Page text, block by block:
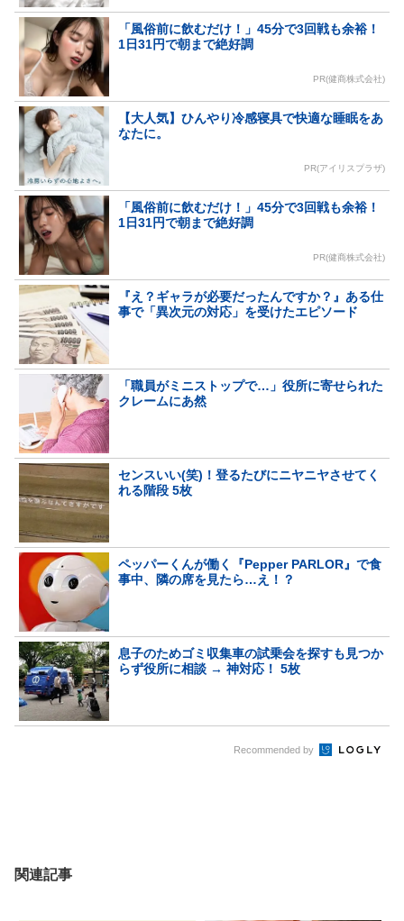
「風俗前に飲むだけ！」45分で3回戦も余裕！
1日31円で朝まで絶好調
PR(健商株式会社)
【大人気】ひんやり冷感寝具で快適な睡眠をあ
なたに。
PR(アイリスプラザ)
「風俗前に飲むだけ！」45分で3回戦も余裕！
1日31円で朝まで絶好調
PR(健商株式会社)
『え？ギャラが必要だったんですか？』ある仕
事で「異次元の対応」を受けたエピソード
「職員がミニストップで…」役所に寄せられた
クレームにあ然
センスいい(笑)！登るたびにニヤニヤさせてく
れる階段 5枚
ペッパーくんが働く『Pepper PARLOR』で食
事中、隣の席を見たら…え！？
息子のためゴミ収集車の試乗会を探すも見つか
らず役所に相談 → 神対応！ 5枚
Recommended by
関連記事